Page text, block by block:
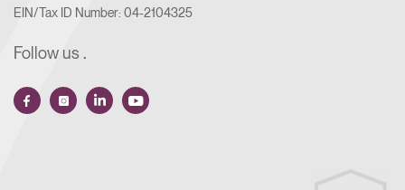
EIN/Tax ID Number: 04-2104325
Follow us .